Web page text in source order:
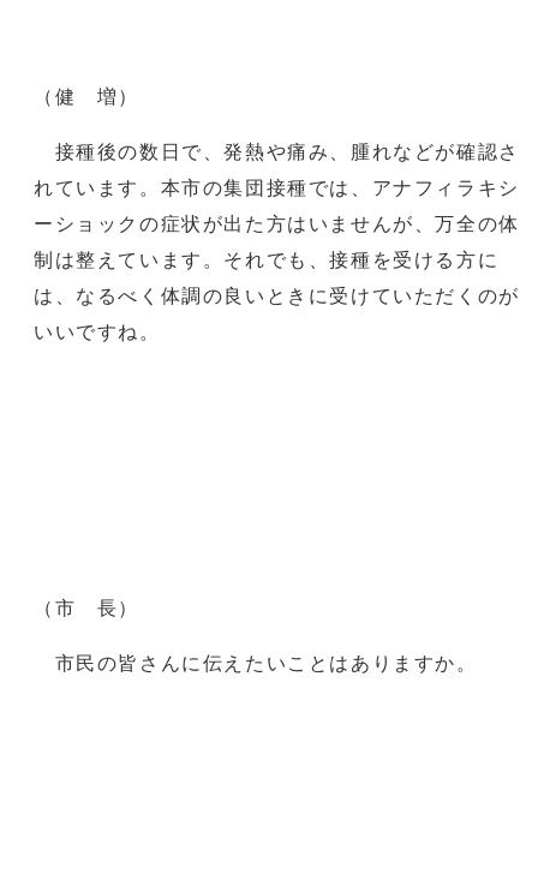
（健 増）
接種後の数日で、発熱や痛み、腫れなどが確認さ
れています。本市の集団接種では、アナフィラキシ
ーショックの症状が出た方はいませんが、万全の体
制は整えています。それでも、接種を受ける方に
は、なるべく体調の良いときに受けていただくのが
いいですね。
（市 長）
市民の皆さんに伝えたいことはありますか。